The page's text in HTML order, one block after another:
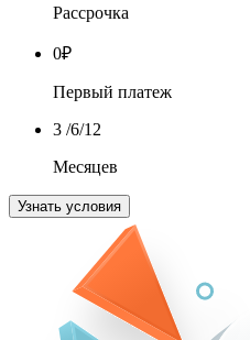
Рассрочка
0₽
Первый платеж
3 /6/12
Месяцев
Узнать условия